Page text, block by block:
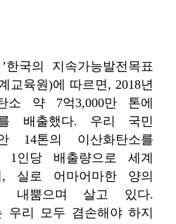
국의 지속가능발전목표
교육원)에 따르면, 2018년
소 약 7억3,000만 톤에
배출했다. 우리 국민
14톤의 이산화탄소를
1인당 배출량으로 세계
, 실로 어마어마한 양의
내뿜으며 살고 있다.
우리 모두 겸손해야 하지